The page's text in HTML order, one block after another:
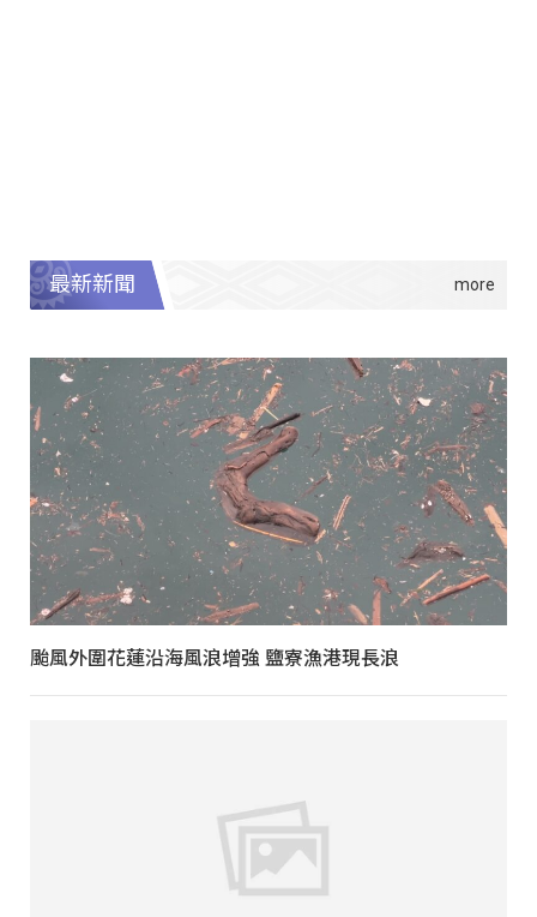
最新新聞
颱風外圍花蓮沿海風浪增強 鹽寮漁港現長浪